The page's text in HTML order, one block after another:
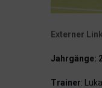
Externer
Jahrgänge:
Trainer: